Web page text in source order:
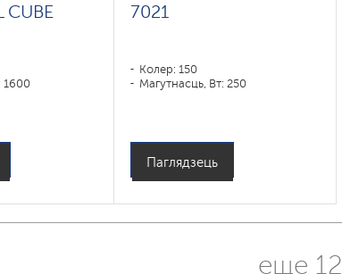
CUBE
1600
7021
Колер: 150
Магутнасць, Вт: 250
Паглядзець
еще 12